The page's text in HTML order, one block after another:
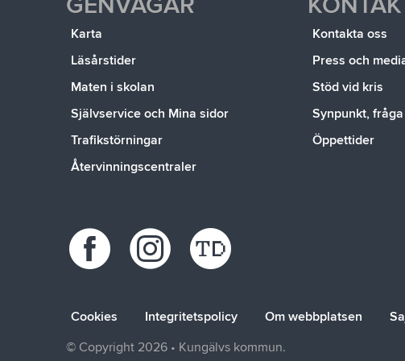
Karta
Läsårstider
Maten i skolan
Självservice och Mina sidor
Trafikstörningar
Återvinningscentraler
Kontakta oss
Press och
Stöd vid kris
Synpunkt,
Öppettider
Cookies Integritetspolicy Om webbplatsen
© Copyright 2026 • Kungälvs kommun.